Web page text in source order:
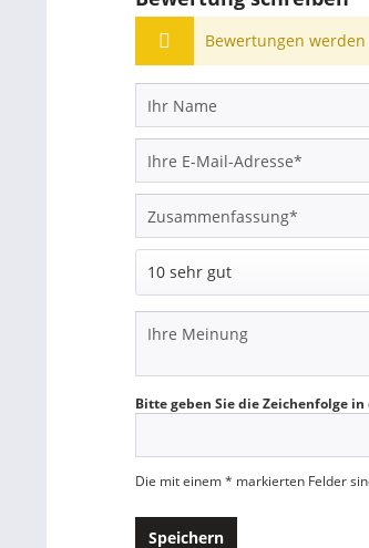
Bewertungen
Bitte geben Sie die Zeichenfolge
Die mit einem * markierten Felder
Speichern